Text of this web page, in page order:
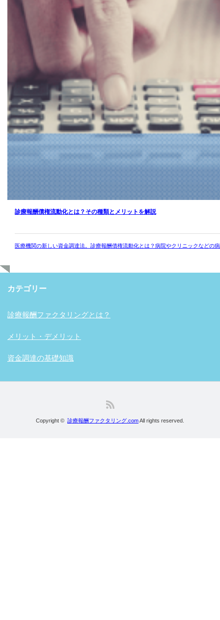
診療報酬債権流動化とは？その種類とメリットを解説
医療機関の新しい資金調達法。診療報酬債権流動化とは？病院やクリニックなどの
カテゴリー
診療報酬ファクタリングとは？
メリット・デメリット
資金調達の基礎知識
Copyright © 診療報酬ファクタリング.comAll rights reserved.